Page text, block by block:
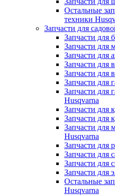
Остальные
техники
Запчасти для
Запчасти для
Запчасти для
Запчасти для
Запчасти для
Запчасти для
Запчасти для
Запчасти для
Husqvarna
Запчасти для
Запчасти для
Запчасти для
Husqvarna
Запчасти для
Запчасти для
Запчасти для
Запчасти для
Остальные
Husqvarna